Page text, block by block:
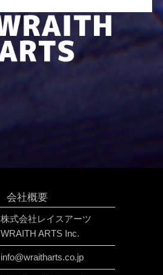
会社概要
株式会社レイスアーツ
WRAITH ARTS Inc.
info@wraitharts.co.jp